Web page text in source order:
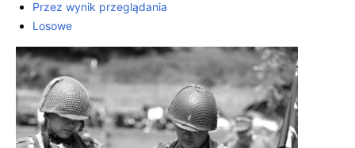
Przez wynik przeglądania
Losowe